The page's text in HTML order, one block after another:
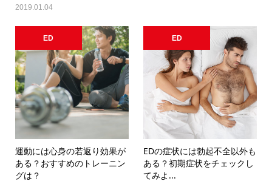
2019.01.04
ED
運動には心身の若返り効果が
ある？おすすめのトレーニン
グは？
ED
EDの症状には勃起不全以外も
ある？初期症状をチェックし
てみよ...